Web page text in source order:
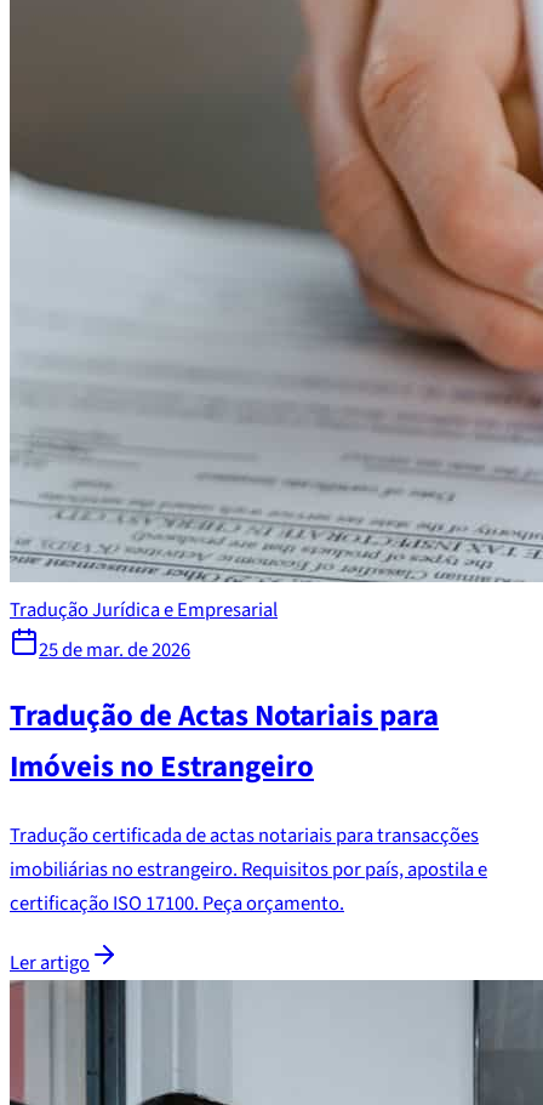
Tradução Jurídica e Empresarial
25 de mar. de 2026
Tradução de Actas Notariais para
Imóveis no Estrangeiro
Tradução certificada de actas notariais para transacções
imobiliárias no estrangeiro. Requisitos por país, apostila e
certificação ISO 17100. Peça orçamento.
Ler artigo